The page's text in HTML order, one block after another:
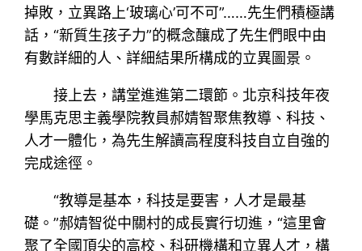
掉敗，立異路上‘玻璃心’可不可”……先生們積極講
話，“新質生孩子力”的概念釀成了先生們眼中由
有數詳細的人、詳細結果所構成的立異圖景。
接上去，講堂進進第二環節。北京科技年夜
學馬克思主義學院教員郝婧智聚焦教導、科技、
人才一體化，為先生解讀高程度科技自立自強的
完成途徑。
“教導是基本，科技是要害，人才是最基
礎。”郝婧智從中關村的成長實行切進，“這里會
聚了全國頂尖的高校、科研機構和立異人才，構